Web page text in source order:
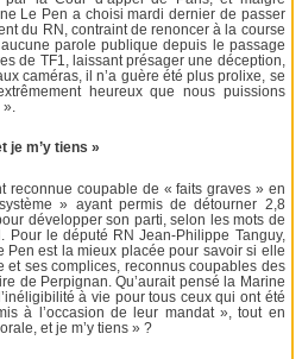
Le Pen a choisi mardi dernier de passer
du RN, contraint de renoncer à la course
aucune parole publique depuis le passage
de TF1, laissant présager une déception,
caméras, il n’a guère été plus prolixe, se
heureux que nous puissions
je m’y tiens »
reconnue coupable de « faits graves » en
» ayant permis de détourner 2,8
développer son parti, selon les mots de
Pour le député RN Jean-Philippe Tanguy,
Pen est la mieux placée pour savoir si elle
et ses complices, reconnus coupables des
de Perpignan. Qu’aurait pensé la Marine
à vie pour tous ceux qui ont été
à l’occasion de leur mandat », tout en
et je m’y tiens » ?